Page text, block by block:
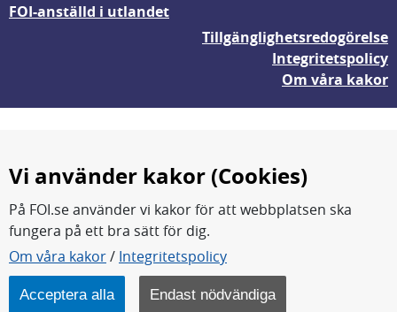
FOI-anställd i utlandet
Tillgänglighetsredogörelse
Integritetspolicy
Om våra kakor
FOI forskar för en säkrare värld.
FOI:s kärnverksamhet är forskning, metod- och
teknikutveckling samt analyser och studier.
Myndigheten ligger under Försvarsdepartementet.
Vi använder kakor (Cookies)
På FOI.se använder vi kakor för att webbplatsen ska
fungera på ett bra sätt för dig.
Om våra kakor/ Integritetspolicy
Acceptera alla Endast nödvändiga